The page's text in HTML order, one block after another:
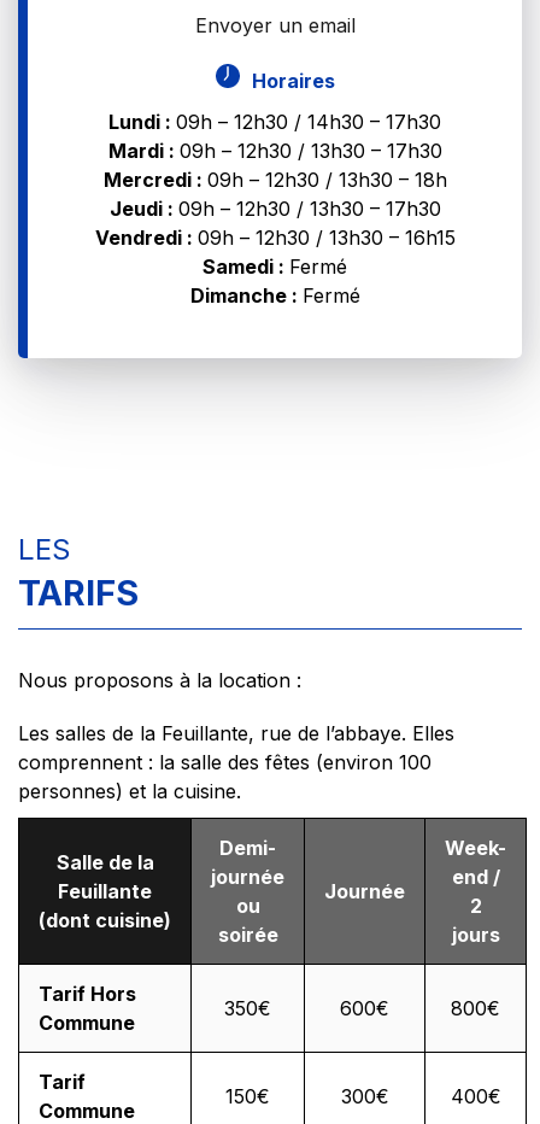
Envoyer un email
Horaires
Lundi : 09h – 12h30 / 14h30 – 17h30
Mardi : 09h – 12h30 / 13h30 – 17h30
Mercredi : 09h – 12h30 / 13h30 – 18h
Jeudi : 09h – 12h30 / 13h30 – 17h30
Vendredi : 09h – 12h30 / 13h30 – 16h15
Samedi : Fermé
Dimanche : Fermé
LES
TARIFS
Nous proposons à la location :
Les salles de la Feuillante, rue de l’abbaye. Elles
comprennent : la salle des fêtes (environ 100
personnes) et la cuisine.
Salle de la
Feuillante
(dont cuisine)
Demi-
journée
ou
soirée
Journée
Week-
end /
2
jours
Tarif Hors
Commune
350€ 600€ 800€
Tarif
Commune
150€ 300€ 400€